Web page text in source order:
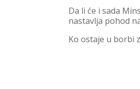
Da li će i sada
nastavlja pohod
Ko ostaje u borbi